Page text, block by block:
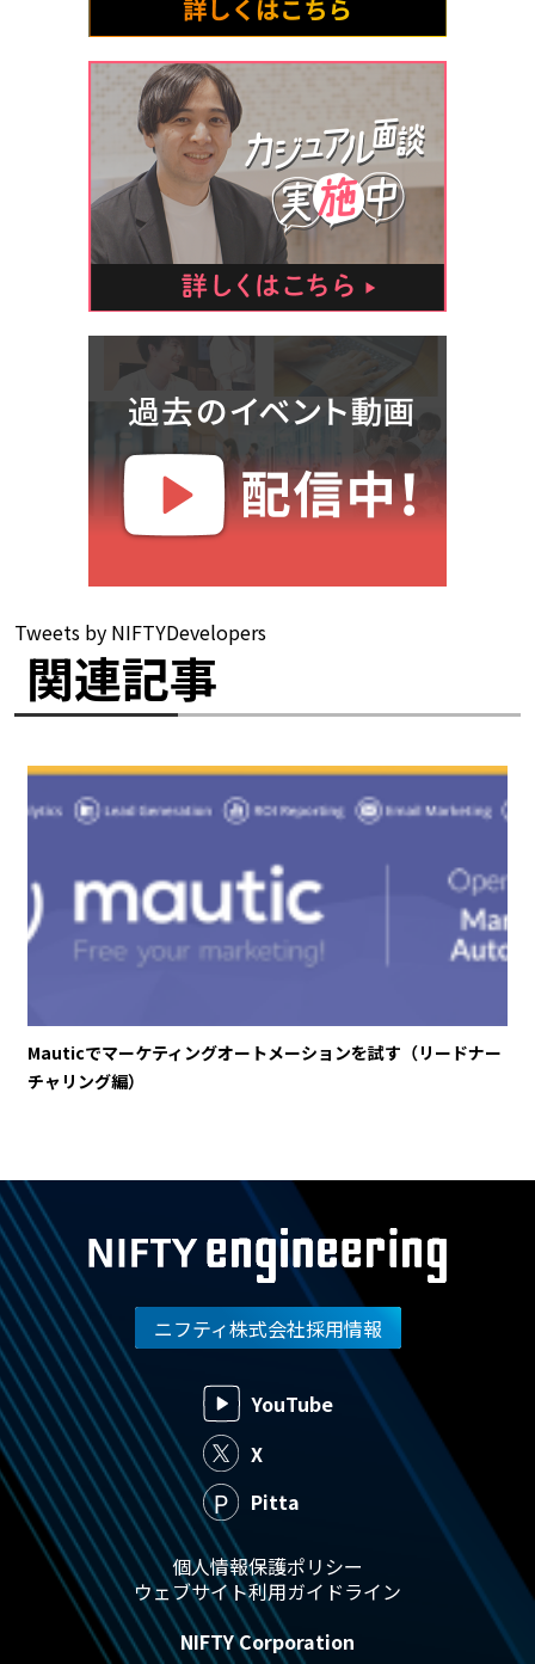
Tweets by NIFTYDevelopers
関連記事
Mauticでマーケティングオートメーションを試す（リードナー
チャリング編）
ニフティ株式会社採用情報
YouTube
X
Pitta
個人情報保護ポリシー
ウェブサイト利用ガイドライン
NIFTY Corporation